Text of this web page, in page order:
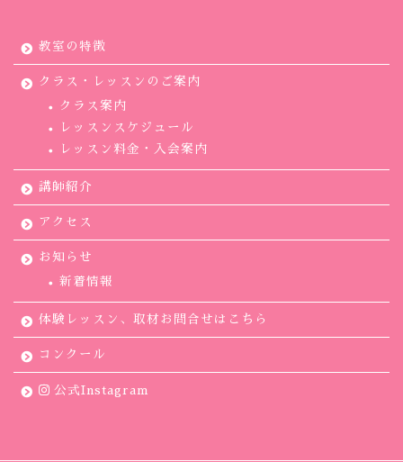
教室の特徴
クラス・レッスンのご案内
クラス案内
レッスンスケジュール
レッスン料金・入会案内
講師紹介
アクセス
お知らせ
新着情報
体験レッスン、取材お問合せはこちら
コンクール
公式Instagram